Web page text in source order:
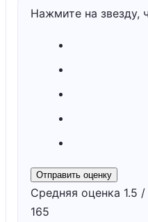
Нажмите на звезду,
Отправить оценку
Средняя оценка 1.5 /
165